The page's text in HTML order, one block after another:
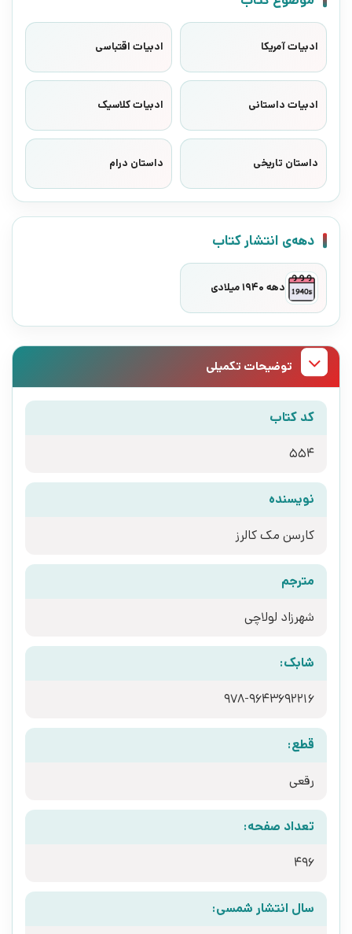
ادبیات آمریکا ادبیات اقتباسی
ادبیات داستانی ادبیات کلاسیک
داستان تاریخی داستان درام
دهه‌ی انتشار کتاب
دهه 1940 میلادی
توضیحات تکمیلی
کد کتاب
554
نویسنده
کارسن مک کالرز
مترجم
شهرزاد لولاچی
شابک:
978-9643692216
قطع:
رقعی
تعداد صفحه:
496
سال انتشار شمسی: